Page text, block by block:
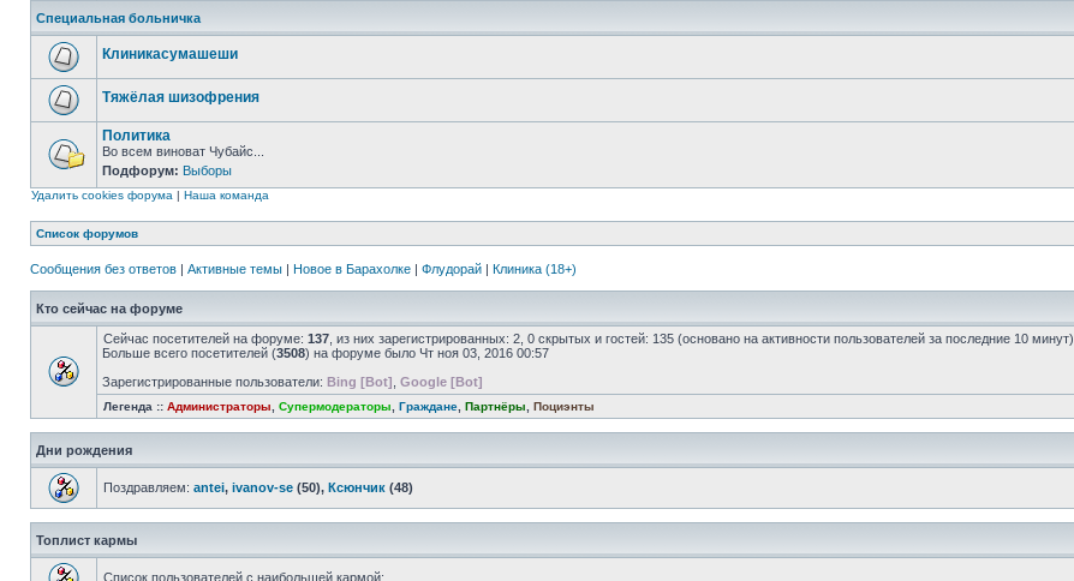
Специальная больничка
Клиникасумашеши
Тяжёлая шизофрения
Политика
Во всем виноват Чубайс...
Подфорум: Выборы
Удалить cookies форума | Наша команда
Список форумов
Сообщения без ответов | Активные темы | Новое в Барахолке | Флудорай | Клиника (18+)
Кто сейчас на форуме
Сейчас посетителей на форуме: 137 , из них зарегистрированных: 2, 0 скрытых и гостей: 135 (основано на активности пользователей за последние 10 минут)
Больше всего посетителей (3508) на форуме было Чт ноя 03, 2016 00:57
Зарегистрированные пользователи: Bing [Bot] Google [Bot]
Легенда :: Администраторы Супермодераторы Граждане Партнёры Поциэнты
Дни рождения
Поздравляем: antei, ivanov-se (50), Ксюнчик (48)
Топлист кармы
Список пользователей с наибольшей кармой: